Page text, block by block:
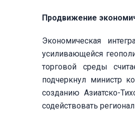
Продвижение
Экономическая
усиливающейся
торговой среды
подчеркнул министр
созданию Азиатско-
содействовать